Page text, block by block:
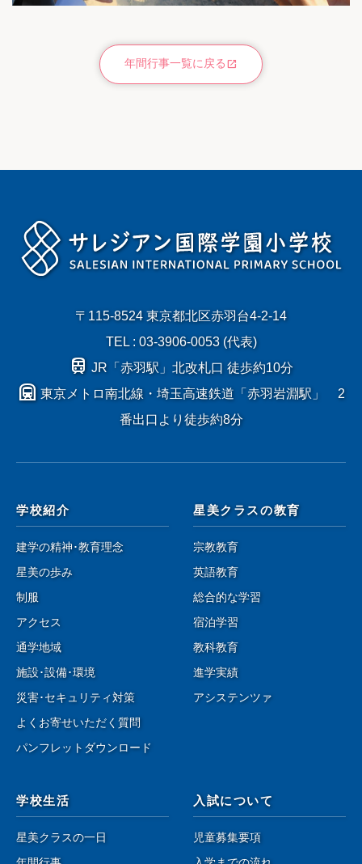
年間行事一覧に戻るopen_in_new
〒115-8524 東京都北区赤羽台4-2-14
TEL : 03-3906-0053 (代表)
train JR「赤羽駅」北改札口 徒歩約10分
subway 東京メトロ南北線・埼玉高速鉄道「赤羽岩淵駅」 2
番出口より徒歩約8分
学校紹介
建学の精神･教育理念
星美の歩み
制服
アクセス
通学地域
施設･設備･環境
災害･セキュリティ対策
よくお寄せいただく質問
パンフレットダウンロード
星美クラスの教育
宗教教育
英語教育
総合的な学習
宿泊学習
教科教育
進学実績
アシステンツァ
学校生活
星美クラスの一日
入試について
児童募集要項